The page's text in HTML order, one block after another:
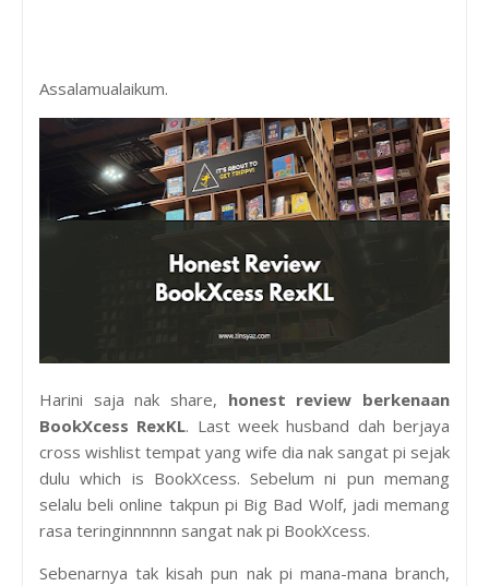
Assalamualaikum.
Harini saja nak share, honest review berkenaan
BookXcess RexKL. Last week husband dah berjaya
cross wishlist tempat yang wife dia nak sangat pi sejak
dulu which is BookXcess. Sebelum ni pun memang
selalu beli online takpun pi Big Bad Wolf, jadi memang
rasa teringinnnnnn sangat nak pi BookXcess.
Sebenarnya tak kisah pun nak pi mana-mana branch,